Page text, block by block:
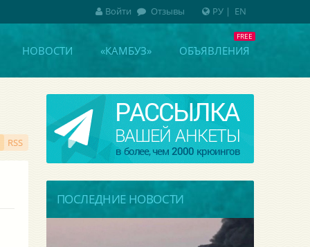
НОВОСТИ «КАМБУЗ» ОБЪЯВЛЕНИЯ
RSS
ПОСЛЕДНИЕ НОВОСТИ
РУ| EN
Войти Отзывы